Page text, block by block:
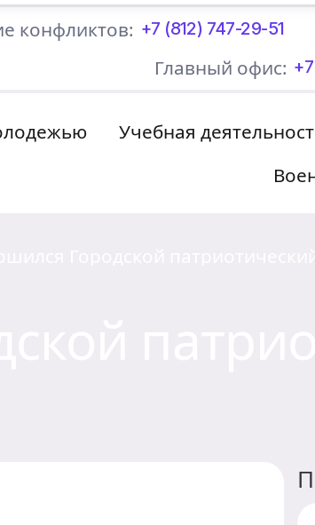
конфликтов: +7 (812) 747-29-51
Главный офис:
Учебная